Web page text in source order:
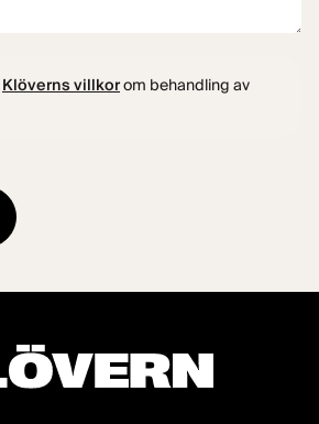
Klöverns villkorom behandling av